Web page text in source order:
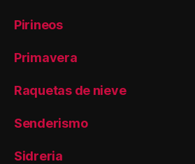
Pirineos
Primavera
Raquetas de nieve
Senderismo
Sidreria